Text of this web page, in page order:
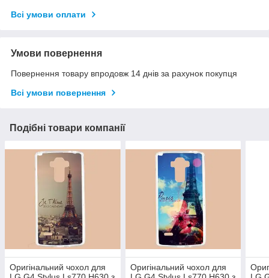
Всі умови оплати
Умови повернення
Повернення товару впродовж 14 днів за рахунок покупця
Всі умови повернення
Подібні товари компанії
Оригінальний чохол для
Оригінальний чохол для